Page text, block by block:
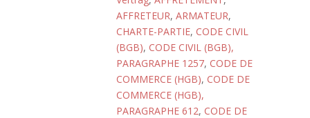
AFFRETEUR, ARMATEUR,
CHARTE-PARTIE, CODE CIVIL
(BGB), CODE CIVIL (BGB),
PARAGRAPHE 1257, CODE DE
COMMERCE (HGB), CODE DE
COMMERCE (HGB),
PARAGRAPHE 612, CODE DE